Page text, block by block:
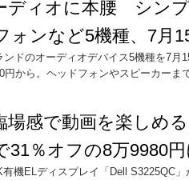
ディオに本腰 シン
ォンなど5機種、7月
ドのオーディオデバイス5機種を7月
円から。ヘッドフォンやスピーカーま
場感で動画を楽しめ
31％オフの8万9980
機ELディスプレイ「Dell S3225QC